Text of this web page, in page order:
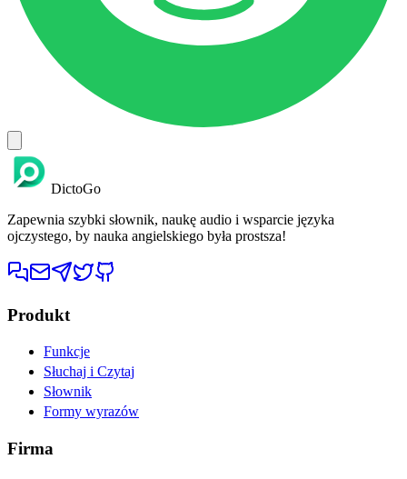
DictoGo
Zapewnia szybki słownik, naukę audio i wsparcie języka
ojczystego, by nauka angielskiego była prostsza!
Produkt
Funkcje
Słuchaj i Czytaj
Słownik
Formy wyrazów
Firma